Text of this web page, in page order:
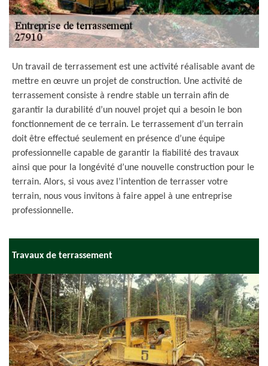
Un travail de terrassement est une activité réalisable avant de
mettre en œuvre un projet de construction. Une activité de
terrassement consiste à rendre stable un terrain afin de
garantir la durabilité d’un nouvel projet qui a besoin le bon
fonctionnement de ce terrain. Le terrassement d’un terrain
doit être effectué seulement en présence d’une équipe
professionnelle capable de garantir la fiabilité des travaux
ainsi que pour la longévité d’une nouvelle construction pour le
terrain. Alors, si vous avez l’intention de terrasser votre
terrain, nous vous invitons à faire appel à une entreprise
professionnelle.
Travaux de terrassement